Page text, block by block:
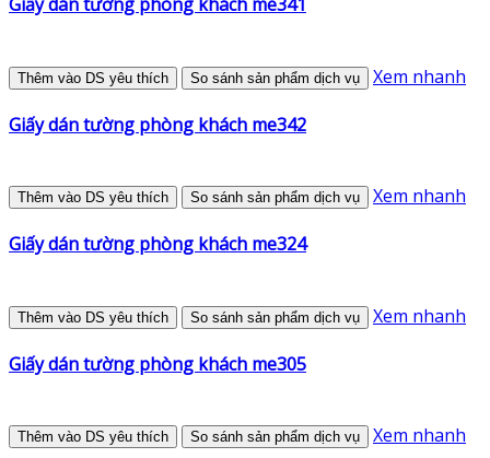
Thêm vào DS yêu thích So sánh sản phẩm dịch vụ Xem nhanh
Giấy dán tường phòng khách me342
Thêm vào DS yêu thích So sánh sản phẩm dịch vụ Xem nhanh
Giấy dán tường phòng khách me324
Thêm vào DS yêu thích So sánh sản phẩm dịch vụ Xem nhanh
Giấy dán tường phòng khách me305
Thêm vào DS yêu thích So sánh sản phẩm dịch vụ Xem nhanh